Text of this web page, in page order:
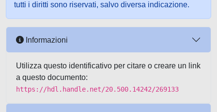
tutti i diritti sono riservati, salvo diversa indicazione.
Informazioni
Utilizza questo identificativo per citare o creare un link
a questo documento:
https://hdl.handle.net/20.500.14242/269133